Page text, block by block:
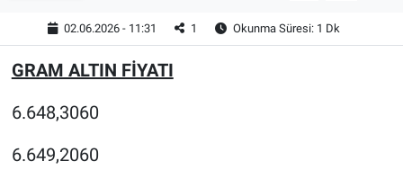
02.06.2026 - 11:31 1 Okunma Süresi: 1 Dk
GRAM ALTIN FİYATI
6.648,3060
6.649,2060